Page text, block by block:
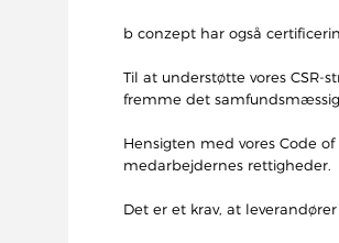
b conzept har også
Til at understøtte vores
fremme det
Hensigten med vores Code
medarbejdernes rettigheder.
Det er et krav, at leverandører